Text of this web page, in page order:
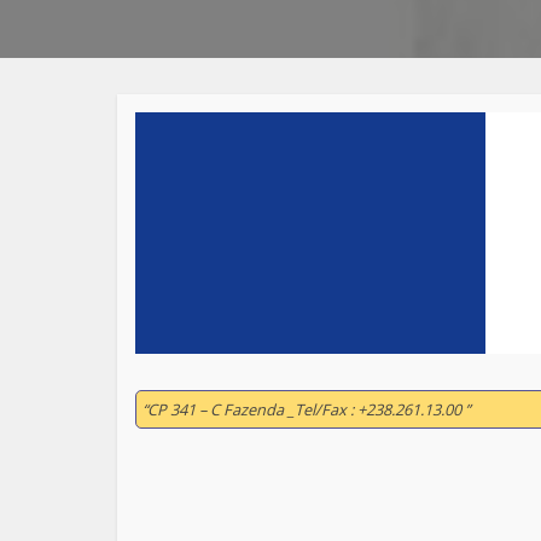
“CP 341 – C Fazenda _Tel/Fax : +238.261.13.00 ”